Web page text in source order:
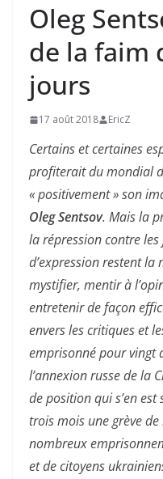
Oleg
de la faim
jours
17 août 2018 EricZ
Certains et certaines
profiterait du mondial
« positivement » son
Oleg Sentsov. Mais la
la répression contre
d’expression restent
mystifier, mentir à
entretenir de façon
envers les critiques et
emprisonné pour vingt
l’annexion russe de la
de position qui s’en
trois mois une grève
nombreux
et de citoyens